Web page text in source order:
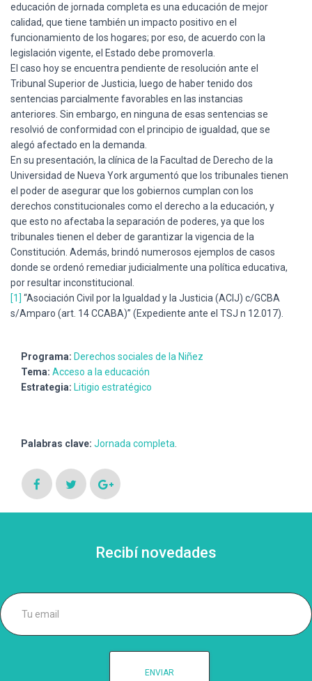
educación de jornada completa es una educación de mejor
calidad, que tiene también un impacto positivo en el
funcionamiento de los hogares; por eso, de acuerdo con la
legislación vigente, el Estado debe promoverla.
El caso hoy se encuentra pendiente de resolución ante el
Tribunal Superior de Justicia, luego de haber tenido dos
sentencias parcialmente favorables en las instancias
anteriores. Sin embargo, en ninguna de esas sentencias se
resolvió de conformidad con el principio de igualdad, que se
alegó afectado en la demanda.
En su presentación, la clínica de la Facultad de Derecho de la
Universidad de Nueva York argumentó que los tribunales tienen
el poder de asegurar que los gobiernos cumplan con los
derechos constitucionales como el derecho a la educación, y
que esto no afectaba la separación de poderes, ya que los
tribunales tienen el deber de garantizar la vigencia de la
Constitución. Además, brindó numerosos ejemplos de casos
donde se ordenó remediar judicialmente una política educativa,
por resultar inconstitucional.
[1] “Asociación Civil por la Igualdad y la Justicia (ACIJ) c/GCBA
s/Amparo (art. 14 CCABA)” (Expediente ante el TSJ n 12.017).
Programa: Derechos sociales de la Niñez
Tema: Acceso a la educación
Estrategia: Litigio estratégico
Palabras clave: Jornada completa
Recibí novedades